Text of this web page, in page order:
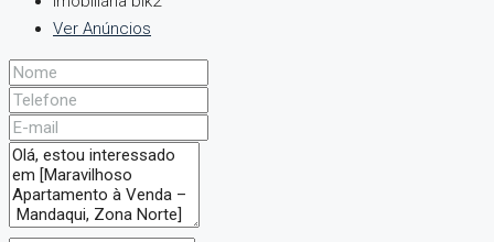
Ver Anúncios